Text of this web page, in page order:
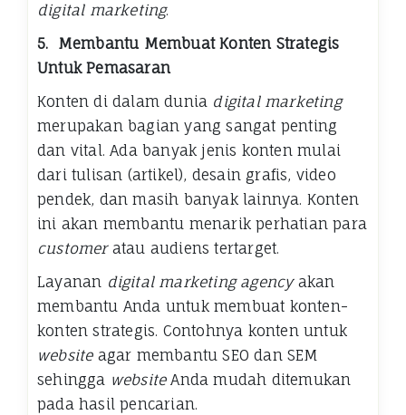
digital marketing.
5. Membantu Membuat Konten Strategis
Untuk Pemasaran
Konten di dalam dunia digital marketing
merupakan bagian yang sangat penting
dan vital. Ada banyak jenis konten mulai
dari tulisan (artikel), desain grafis, video
pendek, dan masih banyak lainnya. Konten
ini akan membantu menarik perhatian para
customer atau audiens tertarget.
Layanan digital marketing agency akan
membantu Anda untuk membuat konten-
konten strategis. Contohnya konten untuk
website agar membantu SEO dan SEM
sehingga websiteAnda mudah ditemukan
pada hasil pencarian.